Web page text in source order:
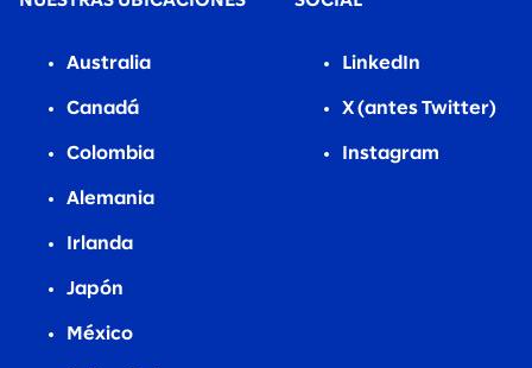
Australia
Canadá
Colombia
Alemania
Irlanda
Japón
México
LinkedIn
X (antes Twitter)
Instagram